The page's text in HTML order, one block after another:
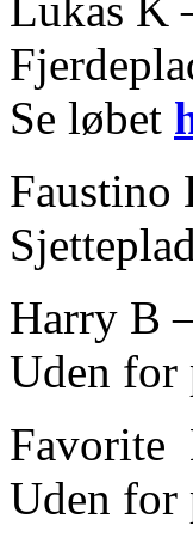
Lukas K
Se løbet
Faustino
Harry B
Uden
Favorite
Uden